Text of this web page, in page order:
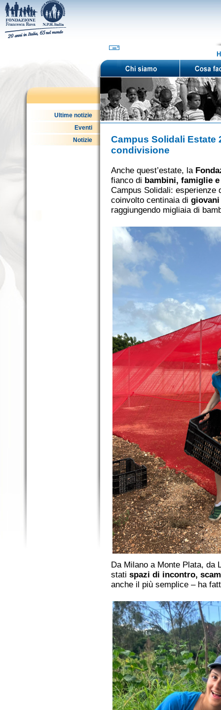
Ultime notizie
Eventi
Notizie
Campus Solidali Estate
condivisione
Anche quest’estate, la
fianco di bambini, famiglie
Campus Solidali: esperienze
coinvolto centinaia di
raggiungendo migliaia di
Da Milano a Monte Plata, da
stati spazi di incontro,
anche il più semplice – ha